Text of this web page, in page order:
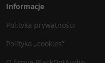
Informacje
Polityka prywatności
Polityka „cookies”